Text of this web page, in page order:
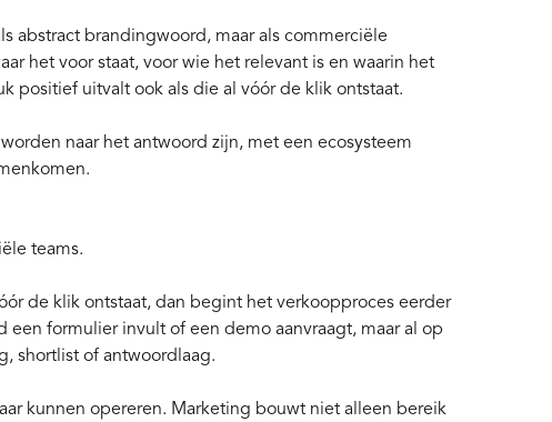
abstract brandingwoord, maar als commerciële
het voor staat, voor wie het relevant is en waarin het
positief uitvalt ook als die al vóór de klik ontstaat.
naar het antwoord zijn, met een ecosysteem
teams.
de klik ontstaat, dan begint het verkoopproces eerder
formulier invult of een demo aanvraagt, maar al op
shortlist of antwoordlaag.
kunnen opereren. Marketing bouwt niet alleen bereik